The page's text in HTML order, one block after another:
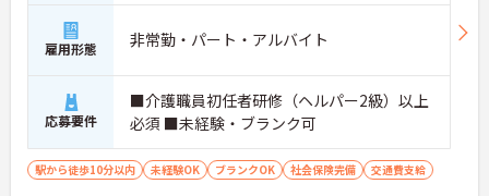
雇用形態 非常勤・パート・アルバイト
応募要件
■介護職員初任者研修（ヘルパー2級）以上
必須 ■未経験・ブランク可
駅から徒歩10分以内 未経験OK ブランクOK 社会保険完備 交通費支給